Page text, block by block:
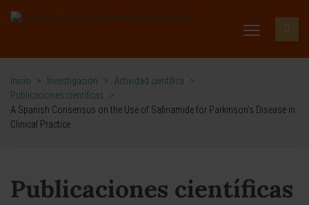
Inicio > Investigación > Actividad científica
>
Publicaciones científicas
>
A Spanish Consensus on the Use of Safinamide for Parkinson's Disease in
Clinical Practice
Publicaciones científicas